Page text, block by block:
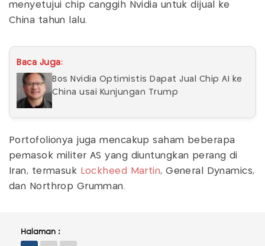
menyetujui chip canggih Nvidia untuk dijual ke
China tahun lalu.
Baca Juga:
Bos Nvidia Optimistis Dapat Jual Chip AI ke
China usai Kunjungan Trump
Portofolionya juga mencakup saham beberapa
pemasok militer AS yang diuntungkan perang di
Iran, termasuk Lockheed Martin, General Dynamics,
dan Northrop Grumman.
Halaman :